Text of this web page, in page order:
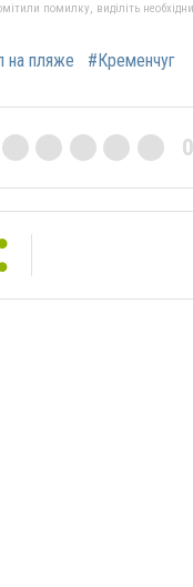
помилку, виділіть
на пляже #Кременчуг